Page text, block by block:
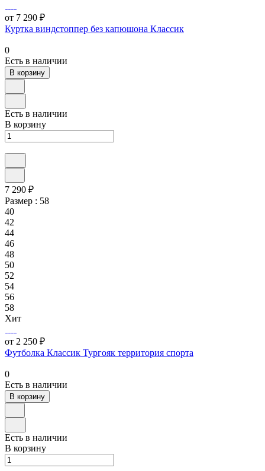
от 7 290 ₽
Куртка виндстоппер без капюшона Классик
0
Есть в наличии
В корзину
Есть в наличии
В корзину
7 290 ₽
Размер : 58
40
42
44
46
48
50
52
54
56
58
Хит
от 2 250 ₽
Футболка Классик Тургояк территория спорта
0
Есть в наличии
В корзину
Есть в наличии
В корзину